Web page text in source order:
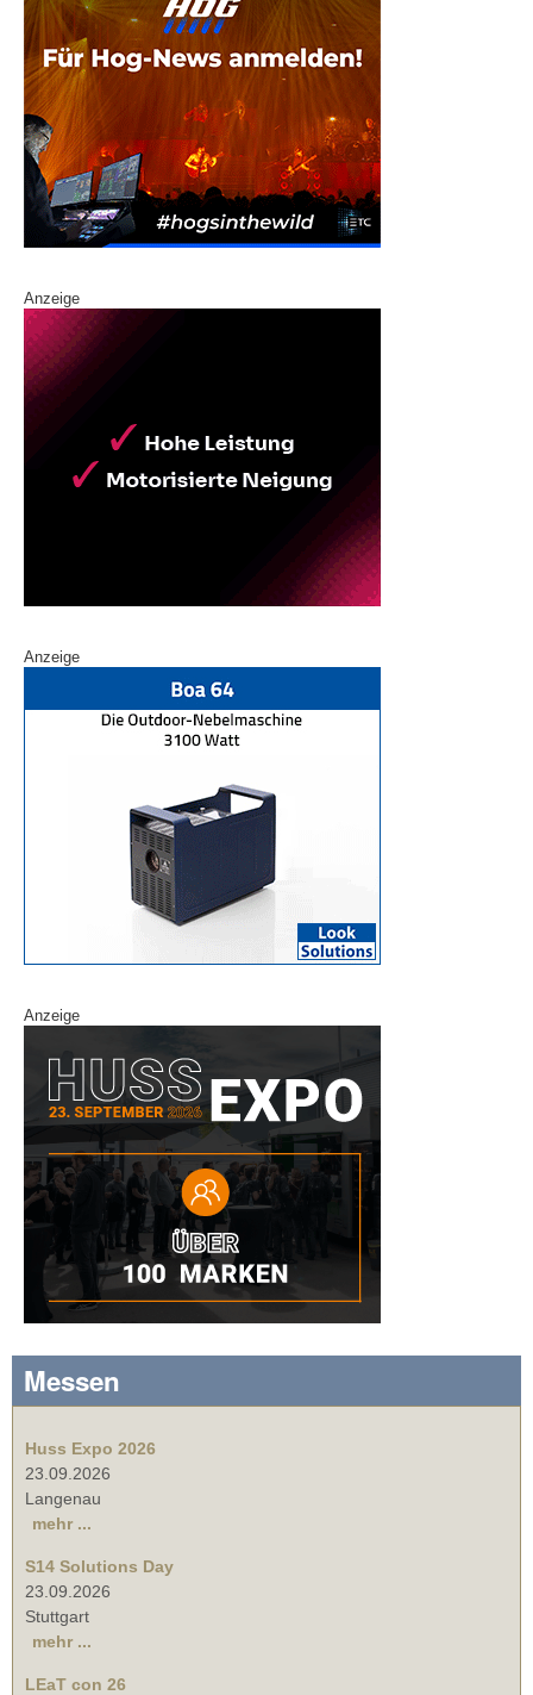
Anzeige
Anzeige
Anzeige
Messen
Huss Expo 2026
23.09.2026
Langenau
mehr ...
S14 Solutions Day
23.09.2026
Stuttgart
mehr ...
LEaT con 26